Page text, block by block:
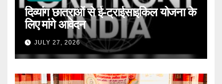
दिव्यांग छात्राओं से ई-ट्राईसाइकिल योजना के
लिए मांगे आवेदन
JULY 27, 2026